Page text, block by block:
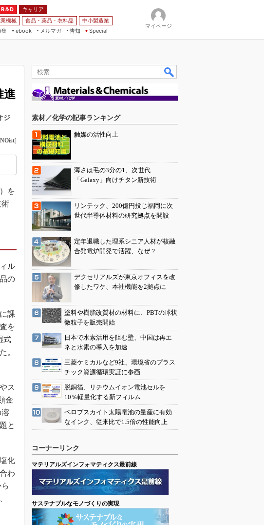
R＆D
キャリア
機械 食品・薬品・衣料品
中小製造業
集
ebook
メルマガ
告知 Special
マイページ
進
ジ
]
を
術
ル
の
課
を
式
。
ス
金
と
化
わ
素材／化学の記事ランキング
触媒の活性向上
薄さは毛の3分の1、次世代
「Galaxy」向けチタン新技術
リンテック、200億円投じ福岡に次
世代半導体材料の研究拠点を開設
定年退職した理系シニア人材が核融
合発電炉開発で活躍、なぜ？
デクセリアルズが東京オフィスを改
修したワケ、本社機能を2拠点に
塗料や樹脂改質材の材料に、PBTの球状
微粒子を販売開始
日本で水素活用を阻む壁、中国は再エ
ネと水素の導入を加速
三菱ケミカルなど9社、環境省のプラス
チック資源循環実証に参画
脱銅箔、リチウムイオン電池セルを
10％軽量化する新フィルム
ペロブスカイト太陽電池の量産に有効
なインク、従来比で1.5倍の性能向上
コーナーリンク
マテリアルズインフォマティクス最前線
サステナブルなモノづくりの実現